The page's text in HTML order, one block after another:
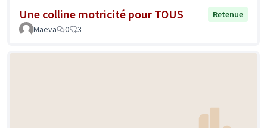
Une colline motricité pour TOUS
Retenue
Maeva
0 3